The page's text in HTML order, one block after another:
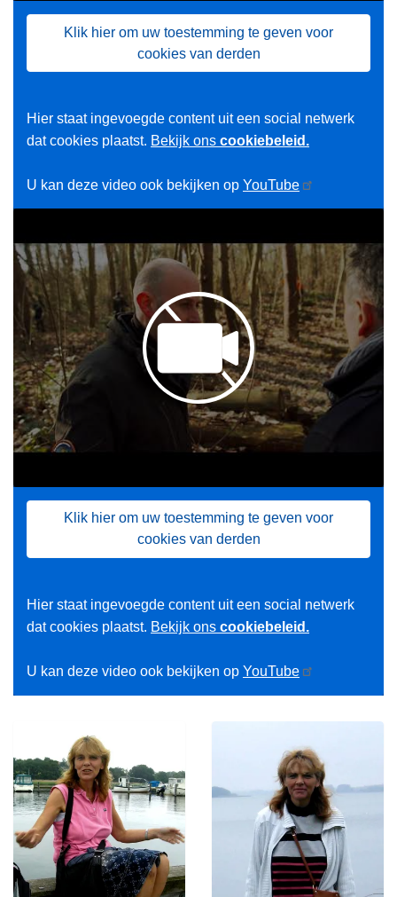
Klik hier om uw toestemming te geven voor
cookies van derden
Hier staat ingevoegde content uit een social netwerk
dat cookies plaatst. Bekijk ons cookiebeleid.
U kan deze video ook bekijken op YouTube
Klik hier om uw toestemming te geven voor
cookies van derden
Hier staat ingevoegde content uit een social netwerk
dat cookies plaatst. Bekijk ons cookiebeleid.
U kan deze video ook bekijken op YouTube